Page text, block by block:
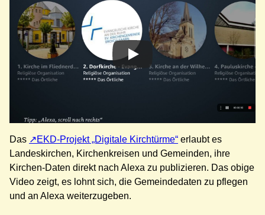
Das EKD-Projekt „Digitale Kirchtürme“ erlaubt es
Landeskirchen, Kirchenkreisen und Gemeinden, ihre
Kirchen-Daten direkt nach Alexa zu publizieren. Das obige
Video zeigt, es lohnt sich, die Gemeindedaten zu pflegen
und an Alexa weiterzugeben.